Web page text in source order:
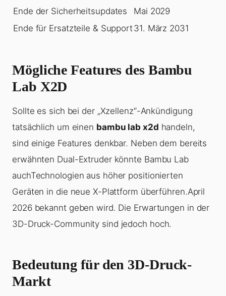
Ende der Sicherheitsupdates
Mai 2029
Ende für Ersatzteile & Support31. März 2031
Mögliche Features des Bambu
Lab X2D
Sollte es sich bei der „Xzellenz“-Ankündigung
tatsächlich um einen bambu lab x2d handeln,
sind einige Features denkbar. Neben dem bereits
erwähnten Dual-Extruder könnte Bambu Lab
auchTechnologien aus höher positionierten
Geräten in die neue X-Plattform überführen.April
2026 bekannt geben wird. Die Erwartungen in der
3D-Druck-Community sind jedoch hoch.
Bedeutung für den 3D-Druck-
Markt